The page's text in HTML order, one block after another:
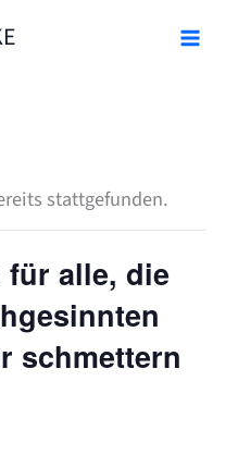
stattgefunden.
für alle, die
schmettern